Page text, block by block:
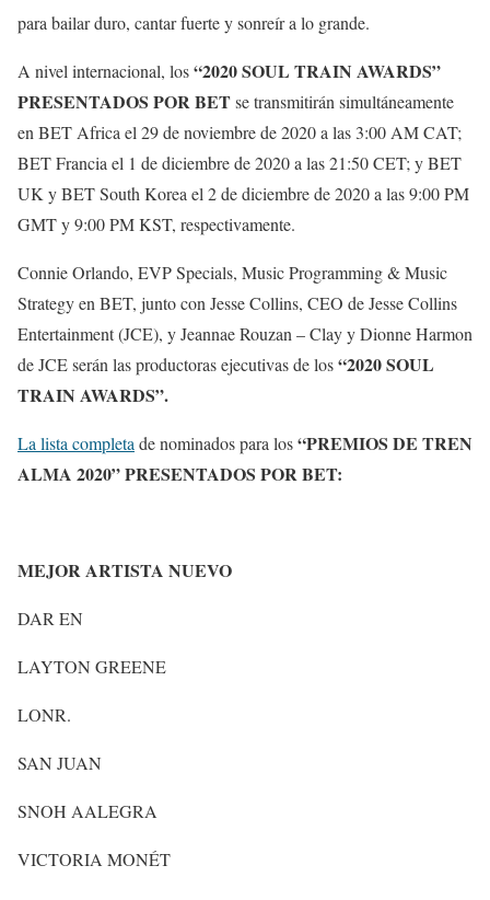
para bailar duro, cantar fuerte y sonreír a lo grande.
A nivel internacional, los“2020 SOUL TRAIN AWARDS”
PRESENTADOS POR BETse transmitirán simultáneamente
en BET Africa el 29 de noviembre de 2020 a las 3:00 AM CAT;
BET Francia el 1 de diciembre de 2020 a las 21:50 CET; y BET
UK y BET South Korea el 2 de diciembre de 2020 a las 9:00 PM
GMT y 9:00 PM KST, respectivamente.
Connie Orlando, EVP Specials, Music Programming & Music
Strategy en BET, junto con Jesse Collins, CEO de Jesse Collins
Entertainment (JCE), y Jeannae Rouzan – Clay y Dionne Harmon
de JCE serán las productoras ejecutivas de los“2020 SOUL
TRAIN AWARDS”.
La lista completade nominados para los“PREMIOS DE TREN
ALMA 2020” PRESENTADOS POR BET:
MEJOR ARTISTA NUEVO
DAR EN
LAYTON GREENE
LONR.
SAN JUAN
SNOH AALEGRA
VICTORIA MONÉT